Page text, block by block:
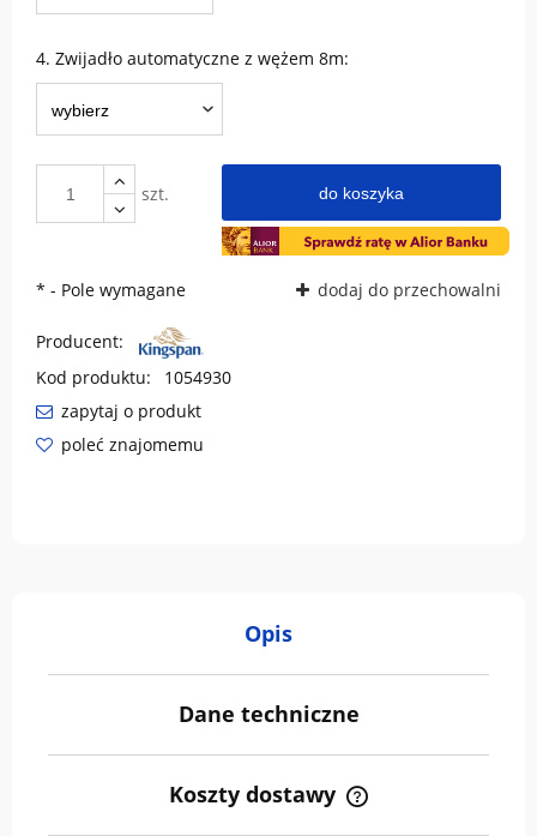
4. Zwijadło automatyczne z wężem 8m:
szt. do koszyka
dodaj do przechowalni
* - Pole wymagane
Producent:
Kod produktu:
1054930
zapytaj o produkt
poleć znajomemu
Opis
Dane techniczne
Koszty dostawy
Cena nie zawiera ewentualnych kosztów płatności